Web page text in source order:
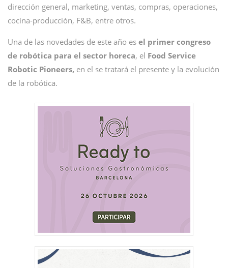
dirección general, marketing, ventas, compras, operaciones,
cocina-producción, F&B, entre otros.
Una de las novedades de este año es el primer congreso
de robótica para el sector horeca, el Food Service
Robotic Pioneers, en el se tratará el presente y la evolución
de la robótica.